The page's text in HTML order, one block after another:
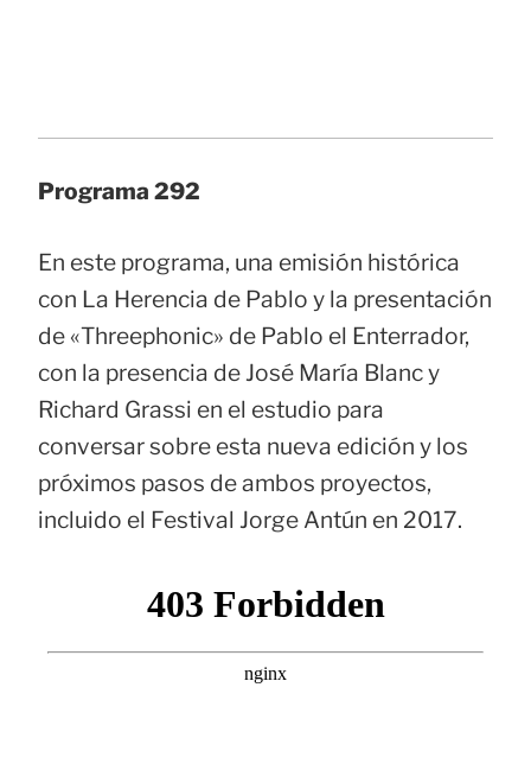
Programa 292
En este programa, una emisión histórica
con La Herencia de Pablo y la presentación
de «Threephonic» de Pablo el Enterrador,
con la presencia de José María Blanc y
Richard Grassi en el estudio para
conversar sobre esta nueva edición y los
próximos pasos de ambos proyectos,
incluido el Festival Jorge Antún en 2017.